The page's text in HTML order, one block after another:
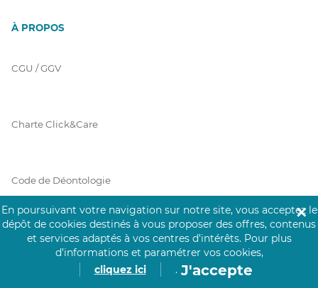
À PROPOS
CGU / GGV
Charte Click&Care
Code de Déontologie
Mentions Légales
En poursuivant votre navigation sur notre site, vous acceptez le
dépôt de cookies destinés à vous proposer des offres, contenus
et services adaptés à vos centres d’intérêts. Pour plus
d’informations et paramétrer vos cookies,
cliquez ici
. J'accepte
✕